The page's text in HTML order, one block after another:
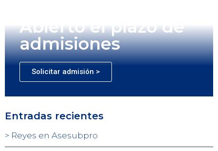
Abierto el plazo de
admisiones
Solicitar admisión >
Entradas recientes
Reyes en Asesubpro